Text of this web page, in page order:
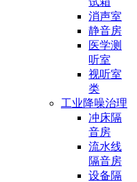
消声室
静音房
医学测
听室
视听室
类
工业降噪治理
冲床隔
音房
流水线
隔音房
设备隔